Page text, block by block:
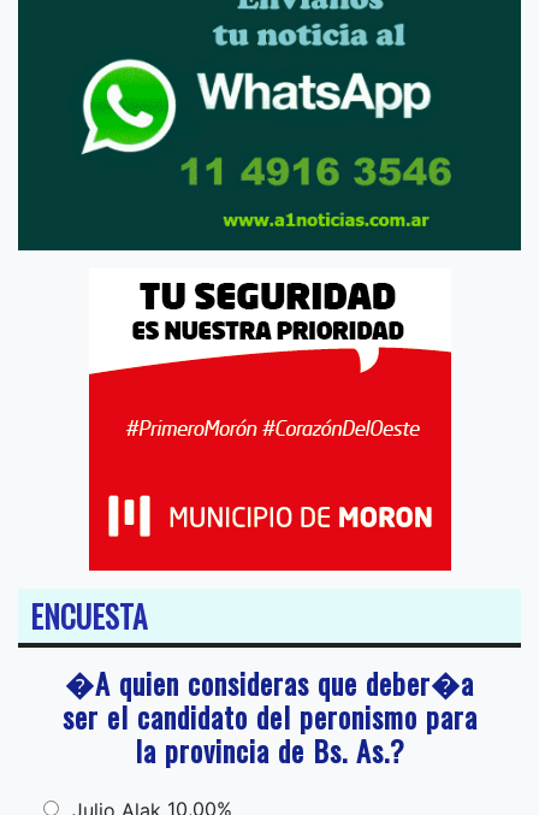
ENCUESTA
�A quien consideras que deber�a
ser el candidato del peronismo para
la provincia de Bs. As.?
Julio Alak 10,00%